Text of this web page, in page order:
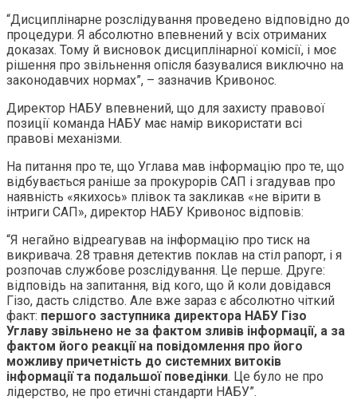
“Дисциплінарне розслідування проведено відповідно до
процедури. Я абсолютно впевнений у всіх отриманих
доказах. Тому й висновок дисциплінарної комісії, і моє
рішення про звільнення опісля базувалися виключно на
законодавчих нормах”, – зазначив Кривонос.
Директор НАБУ впевнений, що для захисту правової
позиції команда НАБУ має намір використати всі
правові механізми.
На питання про те, що Углава мав інформацію про те, що
відбувається раніше за прокурорів САП і згадував про
наявність «якихось» плівок та закликав «не вірити в
інтриги САП», директор НАБУ Кривонос відповів:
“Я негайно відреагував на інформацію про тиск на
викривача. 28 травня детектив поклав на стіл рапорт, і я
розпочав службове розслідування. Це перше. Друге:
відповідь на запитання, від кого, що й коли довідався
Гізо, дасть слідство. Але вже зараз є абсолютно чіткий
факт: першого заступника директора НАБУ Гізо
Углаву звільнено не за фактом зливів інформації, а за
фактом його реакції на повідомлення про його
можливу причетність до системних витоків
інформації та подальшої поведінки. Це було не про
лідерство, не про етичні стандарти НАБУ”.